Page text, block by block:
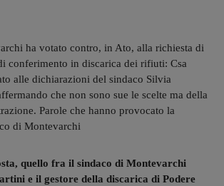
ha votato contro, in Ato, alla richiesta di
conferimento in discarica dei rifiuti: Csa
alle dichiarazioni del sindaco Silvia
che non sono sue le scelte ma della
Parole che hanno provocato la
di Montevarchi
quello fra il sindaco di Montevarchi
e il gestore della discarica di Podere